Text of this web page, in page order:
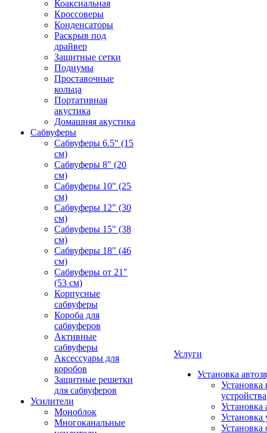
Коаксиальная
Кроссоверы
Конденсаторы
Раскрыв под
драйвер
Защитные сетки
Подиумы
Проставочные
кольца
Портативная
акустика
Домашняя акустика
Сабвуферы
Сабвуферы 6.5" (15
см)
Сабвуферы 8" (20
см)
Сабвуферы 10" (25
см)
Сабвуферы 12" (30
см)
Сабвуферы 15" (38
см)
Сабвуферы 18" (46
см)
Сабвуферы от 21"
(53 см)
Корпусные
сабвуферы
Короба для
сабвуферов
Активные
сабвуферы
Аксессуары для
коробов
Защитные решетки
для сабвуферов
Усилители
Моноблок
Многоканальные
Услуги
Установка
Установка
устройства
Установка
Установка
Установка